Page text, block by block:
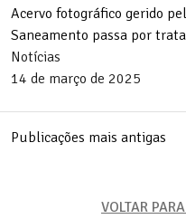
Acervo fotográfico gerido
Saneamento passa por
Notícias
14 de março de 2025
Navegação
Publicações mais antigas
VOLTAR